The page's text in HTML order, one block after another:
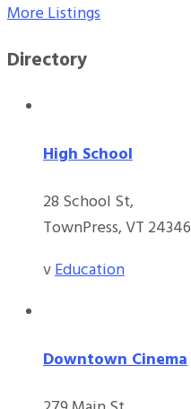
More Listings
Directory
High School
28 School St,
TownPress, VT 24346
vEducation
Downtown Cinema